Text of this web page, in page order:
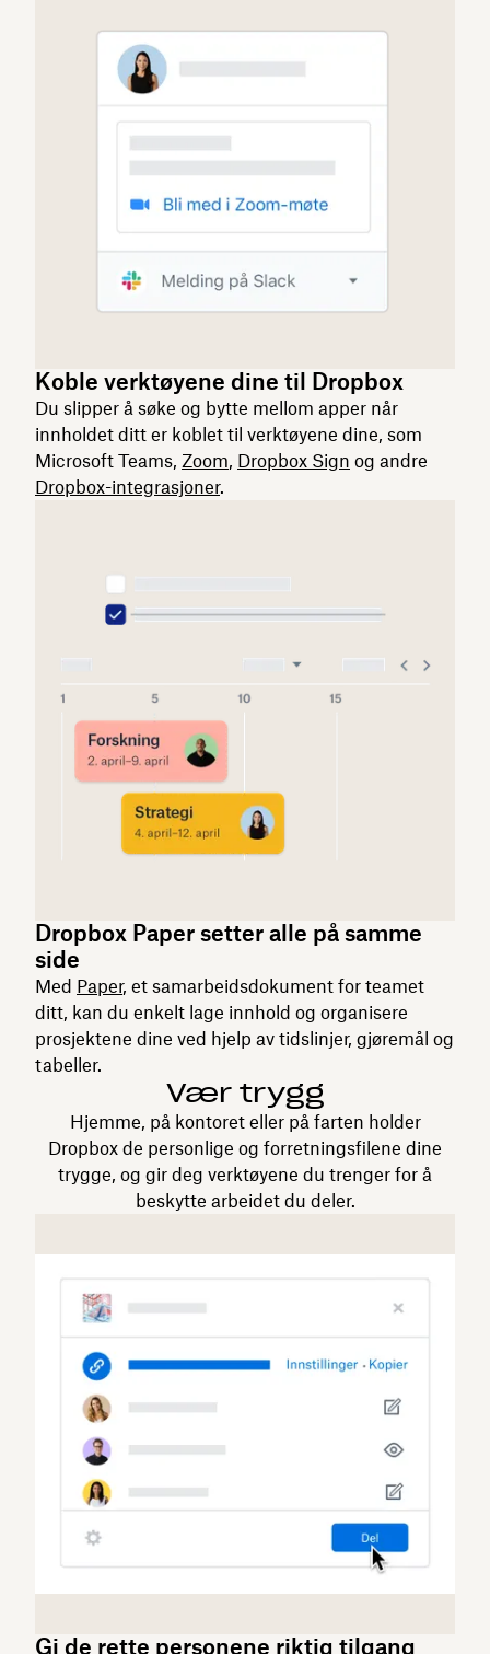
Koble verktøyene dine til Dropbox
Du slipper å søke og bytte mellom apper når
innholdet ditt er koblet til verktøyene dine, som
Microsoft Teams, Zoom, Dropbox Sign og andre
Dropbox-integrasjoner.
Dropbox Paper setter alle på samme
side
Med Paper, et samarbeidsdokument for teamet
ditt, kan du enkelt lage innhold og organisere
prosjektene dine ved hjelp av tidslinjer, gjøremål og
tabeller.
Vær trygg
Hjemme, på kontoret eller på farten holder
Dropbox de personlige og forretningsfilene dine
trygge, og gir deg verktøyene du trenger for å
beskytte arbeidet du deler.
Gi de rette personene riktig tilgang